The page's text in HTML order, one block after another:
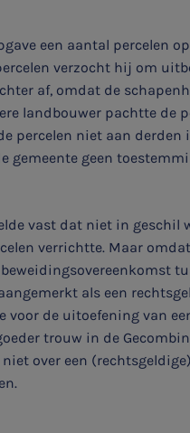
een aantal percelen
verzocht hij om
af, omdat de
landbouwer pachtte de
percelen niet aan derden
gemeente geen
vast dat niet in geschil
verrichtte. Maar
als een
voor de uitoefening van
trouw in de
over een